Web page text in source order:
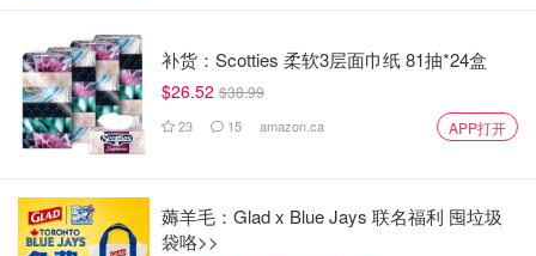
补货：Scotties 柔软3层面巾纸 81抽*24盒
$26.52 $38.99
23 15 amazon.ca APP打开
薅羊毛：Glad x Blue Jays 联名福利 囤垃圾
袋咯>>